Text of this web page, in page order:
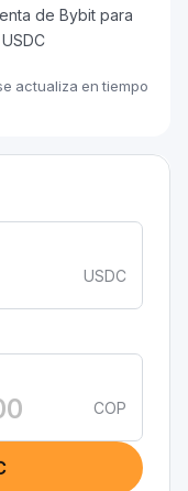
de Bybit para
actualiza en tiempo
USDC
COP